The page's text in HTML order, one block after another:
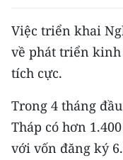
Media Pháp luật
Media Du lịch
Media Thế giới
Media Thể thao
Media Giáo dục
Việc triển khai
về phát triển
tích cực.
Trong 4 tháng
Tháp có hơn
với vốn đăng ký